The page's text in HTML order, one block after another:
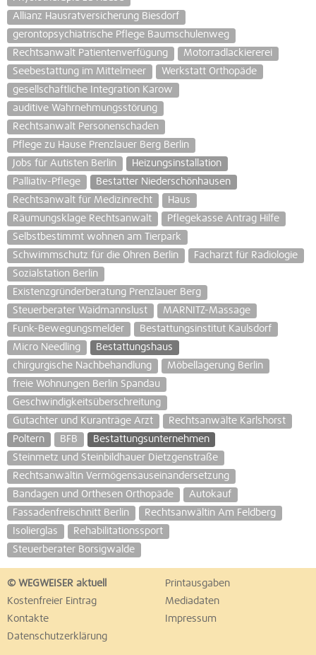
Allianz Hausratversicherung Biesdorf
gerontopsychiatrische Pflege Baumschulenweg
Rechtsanwalt Patientenverfügung
Motorradlackiererei
Seebestattung im Mittelmeer
Werkstatt Orthopäde
gesellschaftliche Integration Karow
auditive Wahrnehmungsstörung
Rechtsanwalt Personenschaden
Pflege zu Hause Prenzlauer Berg Berlin
Jobs für Autisten Berlin
Heizungsinstallation
Palliativ-Pflege
Bestatter Niederschönhausen
Rechtsanwalt für Medizinrecht
Haus
Räumungsklage Rechtsanwalt
Pflegekasse Antrag Hilfe
Selbstbestimmt wohnen am Tierpark
Schwimmschutz für die Ohren Berlin
Facharzt für Radiologie
Sozialstation Berlin
Existenzgründerberatung Prenzlauer Berg
Steuerberater Waidmannslust
MARNITZ-Massage
Funk-Bewegungsmelder
Bestattungsinstitut Kaulsdorf
Micro Needling
Bestattungshaus
chirgurgische Nachbehandlung
Möbellagerung Berlin
freie Wohnungen Berlin Spandau
Geschwindigkeitsüberschreitung
Gutachter und Kuranträge Arzt
Rechtsanwälte Karlshorst
Poltern
BFB
Bestattungsunternehmen
Steinmetz und Steinbildhauer Dietzgenstraße
Rechtsanwältin Vermögensauseinandersetzung
Bandagen und Orthesen Orthopäde
Autokauf
Fassadenfreischnitt Berlin
Rechtsanwältin Am Feldberg
Isolierglas
Rehabilitationssport
Steuerberater Borsigwalde
© WEGWEISER aktuell
Printausgaben
Kostenfreier Eintrag
Mediadaten
Kontakte
Impressum
Datenschutzerklärung